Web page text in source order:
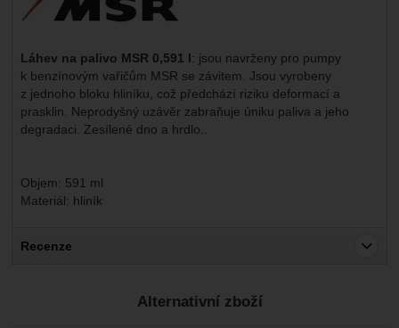
Láhev na palivo MSR 0,591 l: jsou navrženy pro pumpy
k benzínovým vařičům MSR se závitem. Jsou vyrobeny
z jednoho bloku hliníku, což předchází riziku deformací a
prasklin. Neprodyšný uzávěr zabraňuje úniku paliva a jeho
degradaci. Zesílené dno a hrdlo..
Objem: 591 ml
Materiál: hliník
Recenze
Alternativní zboží